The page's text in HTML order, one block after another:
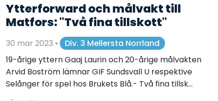
Ytterforward och målvakt till
Matfors: "Två fina tillskott"
30 mar 2023 •
Div. 3 Mellersta Norrland
19-årige yttern Gaaj Laurin och 20-årige målvakten
Arvid Boström lämnar GIF Sundsvall U respektive
Selånger för spel hos Brukets Blå.- Två fina tillsk...